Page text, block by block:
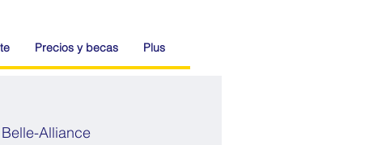
Precios y becas Plus
Alliance